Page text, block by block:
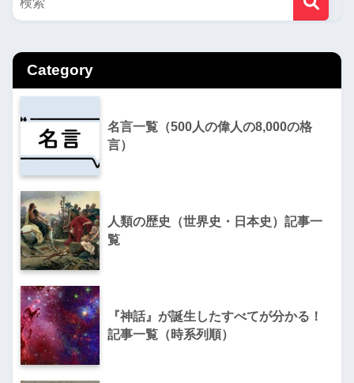
Category
名言一覧（500人の偉人の8,000の格
言）
人類の歴史（世界史・日本史）記事一
覧
『神話』が誕生したすべてが分かる！
記事一覧（時系列順）